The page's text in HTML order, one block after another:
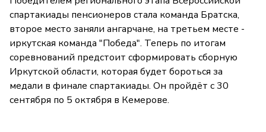
спартакиады пенсионеров стала команда Братска,
второе место заняли ангарчане, на третьем месте -
иркутская команда "Победа". Теперь по итогам
соревнований предстоит сформировать сборную
Иркутской области, которая будет бороться за
медали в финале спартакиады. Он пройдёт с 30
сентября по 5 октября в Кемерове.